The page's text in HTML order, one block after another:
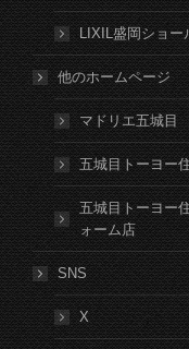
LIXIL盛岡ショー
他のホームページ
マドリエ五城目
五城目トーヨー
五城目トーヨー
ォーム店
SNS
X